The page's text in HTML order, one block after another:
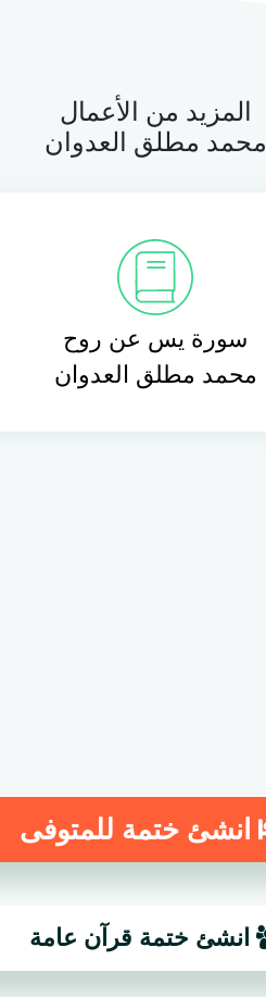
المزيد من الأعمال
محمد مطلق العدوان
سورة يس عن روح
محمد مطلق العدوان